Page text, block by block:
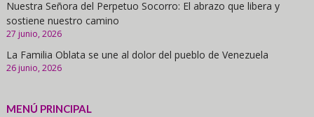
Nuestra Señora del Perpetuo Socorro: El abrazo que libera y
sostiene nuestro camino
27 junio, 2026
La Familia Oblata se une al dolor del pueblo de Venezuela
26 junio, 2026
MENÚ PRINCIPAL